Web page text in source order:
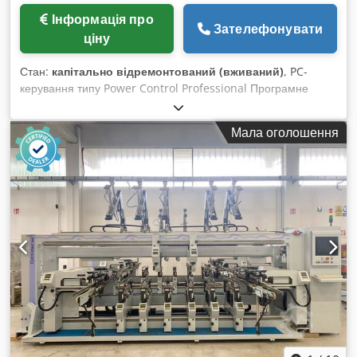
діаметр 125 мм) 1 вертикальний головний шпиндель
(фрезерний модуль) ETP (потужність 6 кВт)
ціну
Зателефонувати
Стан: капітально відремонтований (вживаний), PC-
керування типу Power Control Professional Програмне
забезпечення woodWOP / TopDrill BST Chjdpedz Uk Tofx
Aqvoa № 2 Прохідних моторизованих конвеєрних стрічок (4
x кВт?) № 2 Горизонтальні свердлильні супорти (цифровий
дисплей позиційних даних по осях) № 1 Свердлильна
голова для кожного горизонтального свердлильного
супорта (1 x 1,5 кВт) № 21 Шпиндель для кожної
горизонтальної свердлильної головки Макс. робоча ширина
(мм) 2500 Мін. робоча ширина (мм) 250 № 4 Нижніх
вертикальних свердлильних супортів (цифровий дисплей
позиційних даних по осях) № 2 Свердлильна голова для
кожного нижнього вертикального свердлильного супорта (2
x 1,5 кВт) Різні шпинделі для кожної свердлильної головки
нижніх супортів № 2 Верхніх вертикальних свердлильних
супорти (цифровий дисплей позиційних даних по осях) № 2
Свердлильна голова для кожного верхнього вертикального
Мала оголошення